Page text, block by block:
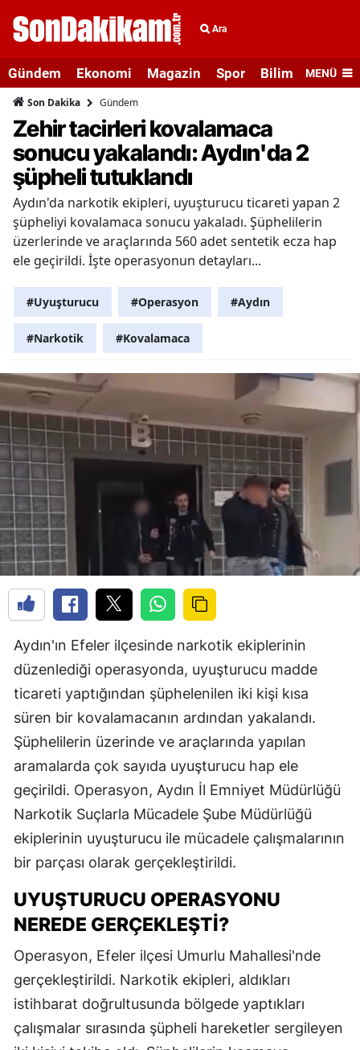
Ara
Gündem Ekonomi Magazin Spor Bilim veMENÜ
Son Dakika Gündem
Zehir tacirleri kovalamaca
sonucu yakalandı: Aydın'da 2
şüpheli tutuklandı
Aydın'da narkotik ekipleri, uyuşturucu ticareti yapan 2
şüpheliyi kovalamaca sonucu yakaladı. Şüphelilerin
üzerlerinde ve araçlarında 560 adet sentetik ecza hap
ele geçirildi. İşte operasyonun detayları...
#Uyuşturucu #Operasyon #Aydın
#Narkotik #Kovalamaca
Aydın'ın Efeler ilçesinde narkotik ekiplerinin
düzenlediği operasyonda, uyuşturucu madde
ticareti yaptığından şüphelenilen iki kişi kısa
süren bir kovalamacanın ardından yakalandı.
Şüphelilerin üzerinde ve araçlarında yapılan
aramalarda çok sayıda uyuşturucu hap ele
geçirildi. Operasyon, Aydın İl Emniyet Müdürlüğü
Narkotik Suçlarla Mücadele Şube Müdürlüğü
ekiplerinin uyuşturucu ile mücadele çalışmalarının
bir parçası olarak gerçekleştirildi.
UYUŞTURUCU OPERASYONU
NEREDE GERÇEKLEŞTI?
Operasyon, Efeler ilçesi Umurlu Mahallesi'nde
gerçekleştirildi. Narkotik ekipleri, aldıkları
istihbarat doğrultusunda bölgede yaptıkları
çalışmalar sırasında şüpheli hareketler sergileyen